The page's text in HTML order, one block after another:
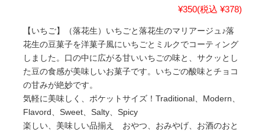
¥350(税込 ¥378)
【いちご】（落花生）いちごと落花生のマリアージュ♪落
花生の豆菓子を洋菓子風にいちごとミルクでコーティング
しました。口の中に広がる甘いいちごの味と、サクッとし
た豆の食感が美味しいお菓子です。いちごの酸味とチョコ
の甘みが絶妙です。
気軽に美味しく、ポケットサイズ！Traditional、Modern、
Flavord、Sweet、Salty、Spicy
楽しい、美味しい品揃え おやつ、おみやげ、お酒のおと